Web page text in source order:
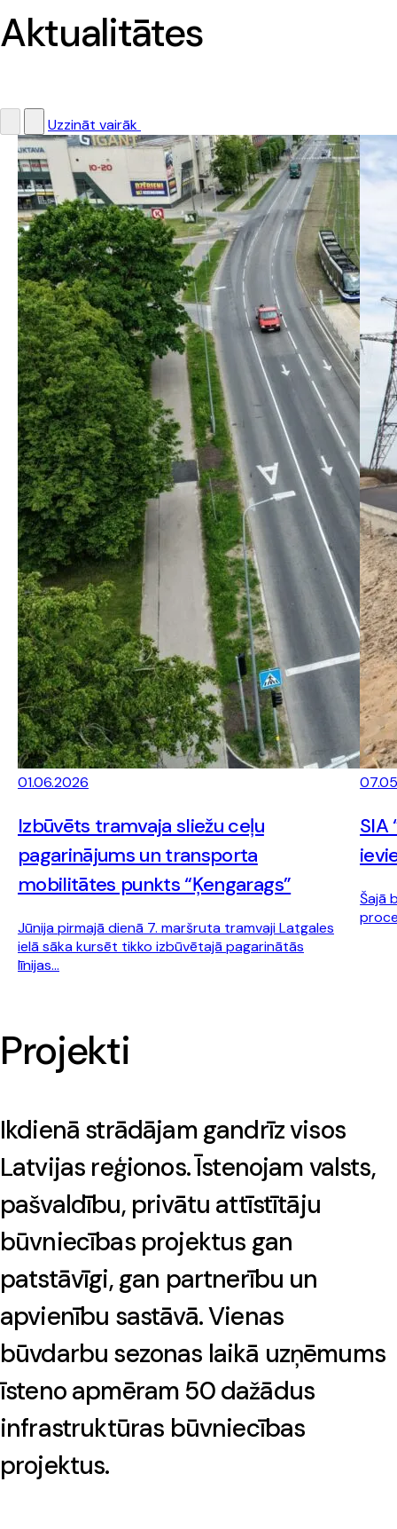
Aktualitātes
Uzzināt vairāk
01.06.2026
Izbūvēts tramvaja sliežu ceļu
pagarinājums un transporta
mobilitātes punkts “Ķengarags”
Jūnija pirmajā dienā 7. maršruta tramvaji Latgales
ielā sāka kursēt tikko izbūvētajā pagarinātās
līnijas…
SIA
Šajā
Projekti
Ikdienā strādājam gandrīz visos
Latvijas reģionos. Īstenojam valsts,
pašvaldību, privātu attīstītāju
būvniecības projektus gan
patstāvīgi, gan partnerību un
apvienību sastāvā. Vienas
būvdarbu sezonas laikā uzņēmums
īsteno apmēram 50 dažādus
infrastruktūras būvniecības
projektus.